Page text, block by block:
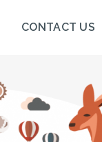
CONTACT US